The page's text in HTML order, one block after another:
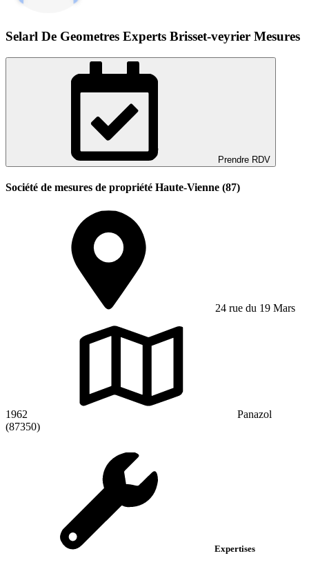
Selarl De Geometres Experts Brisset-veyrier Mesures
Prendre RDV
Société de mesures de propriété Haute-Vienne (87)
24 rue du 19 Mars
1962
Panazol
(87350)
Expertises